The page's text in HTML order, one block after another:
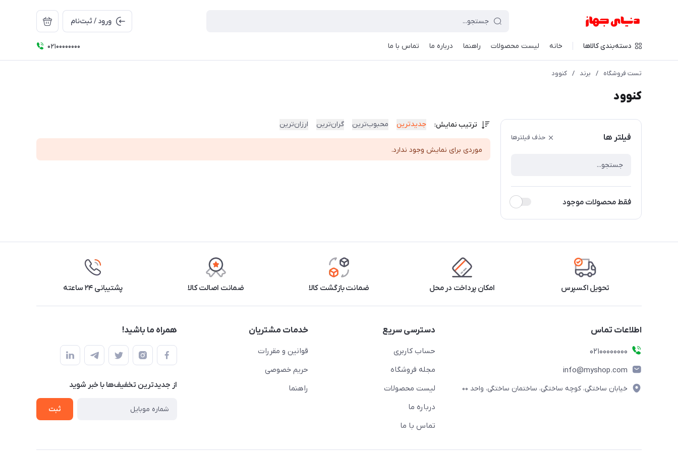
ورود / ثبت‌نام
دسته‌بندی کالاها خانه لیست محصولات راهنما درباره ما تماس با ما ۰۲۱۰۰۰۰۰۰۰۰
تست فروشگاه / برند / کنوود
کنوود
فیلتر ها حذف فیلترها
فقط محصولات موجود
ترتیب نمایش: جدیدترین محبوب‌ترین گران‌ترین ارزان‌ترین
موردی برای نمایش وجود ندارد.
تحویل اکسپرس امکان پرداخت در محل ضمانت بازگشت کالا ضمانت اصالت کالا پشتیبانی ۲۴ ساعته
اطلاعات تماس
۰۲۱۰۰۰۰۰۰۰۰
info@myshop.com
خیابان ساختگی، کوچه ساختگی، ساختمان ساختگی، واحد ۰۰
دسترسی سریع
حساب کاربری
مجله فروشگاه
لیست محصولات
درباره ما
تماس با ما
خدمات مشتریان
قوانین و مقررات
حریم خصوصی
راهنما
همراه ما باشید!
از جدید‌ترین تخفیف‌ها با‌ خبر شوید
ثبت